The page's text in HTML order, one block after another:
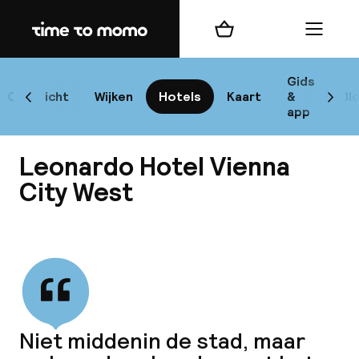
Home
Overzicht Wijken Hotels Kaart
Gids
&
app
Scroll naar links
Winkelmand Menu
Leonardo Hotel Vienna
City West
Niet middenin de stad, maar